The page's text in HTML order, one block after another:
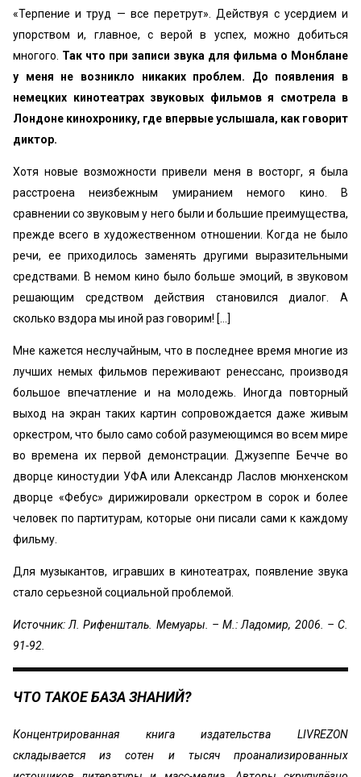
«Терпение и труд — все перетрут». Действуя с усердием и
упорством и, главное, с верой в успех, можно добиться
многого. Так что при записи звука для фильма о Монблане
у меня не возникло никаких проблем. До появления в
немецких кинотеатрах звуковых фильмов я смотрела в
Лондоне кинохронику, где впервые услышала, как говорит
диктор.
Хотя новые возможности привели меня в восторг, я была
расстроена неизбежным умиранием немого кино. В
сравнении со звуковым у него были и большие преимущества,
прежде всего в художественном отношении. Когда не было
речи, ее приходилось заменять другими выразительными
средствами. В немом кино было больше эмоций, в звуковом
решающим средством действия становился диалог. А
сколько вздора мы иной раз говорим! […]
Мне кажется неслучайным, что в последнее время многие из
лучших немых фильмов переживают ренессанс, производя
большое впечатление и на молодежь. Иногда повторный
выход на экран таких картин сопровождается даже живым
оркестром, что было само собой разумеющимся во всем мире
во времена их первой демонстрации. Джузеппе Бечче во
дворце киностудии УФА или Александр Ласлов мюнхенском
дворце «Фебус» дирижировали оркестром в сорок и более
человек по партитурам, которые они писали сами к каждому
фильму.
Для музыкантов, игравших в кинотеатрах, появление звука
стало серьезной социальной проблемой.
Источник: Л. Рифеншталь. Мемуары. – М.: Ладомир, 2006. – С.
91-92.
ЧТО ТАКОЕ БАЗА ЗНАНИЙ?
Концентрированная книга издательства LIVREZON
складывается из сотен и тысяч проанализированных